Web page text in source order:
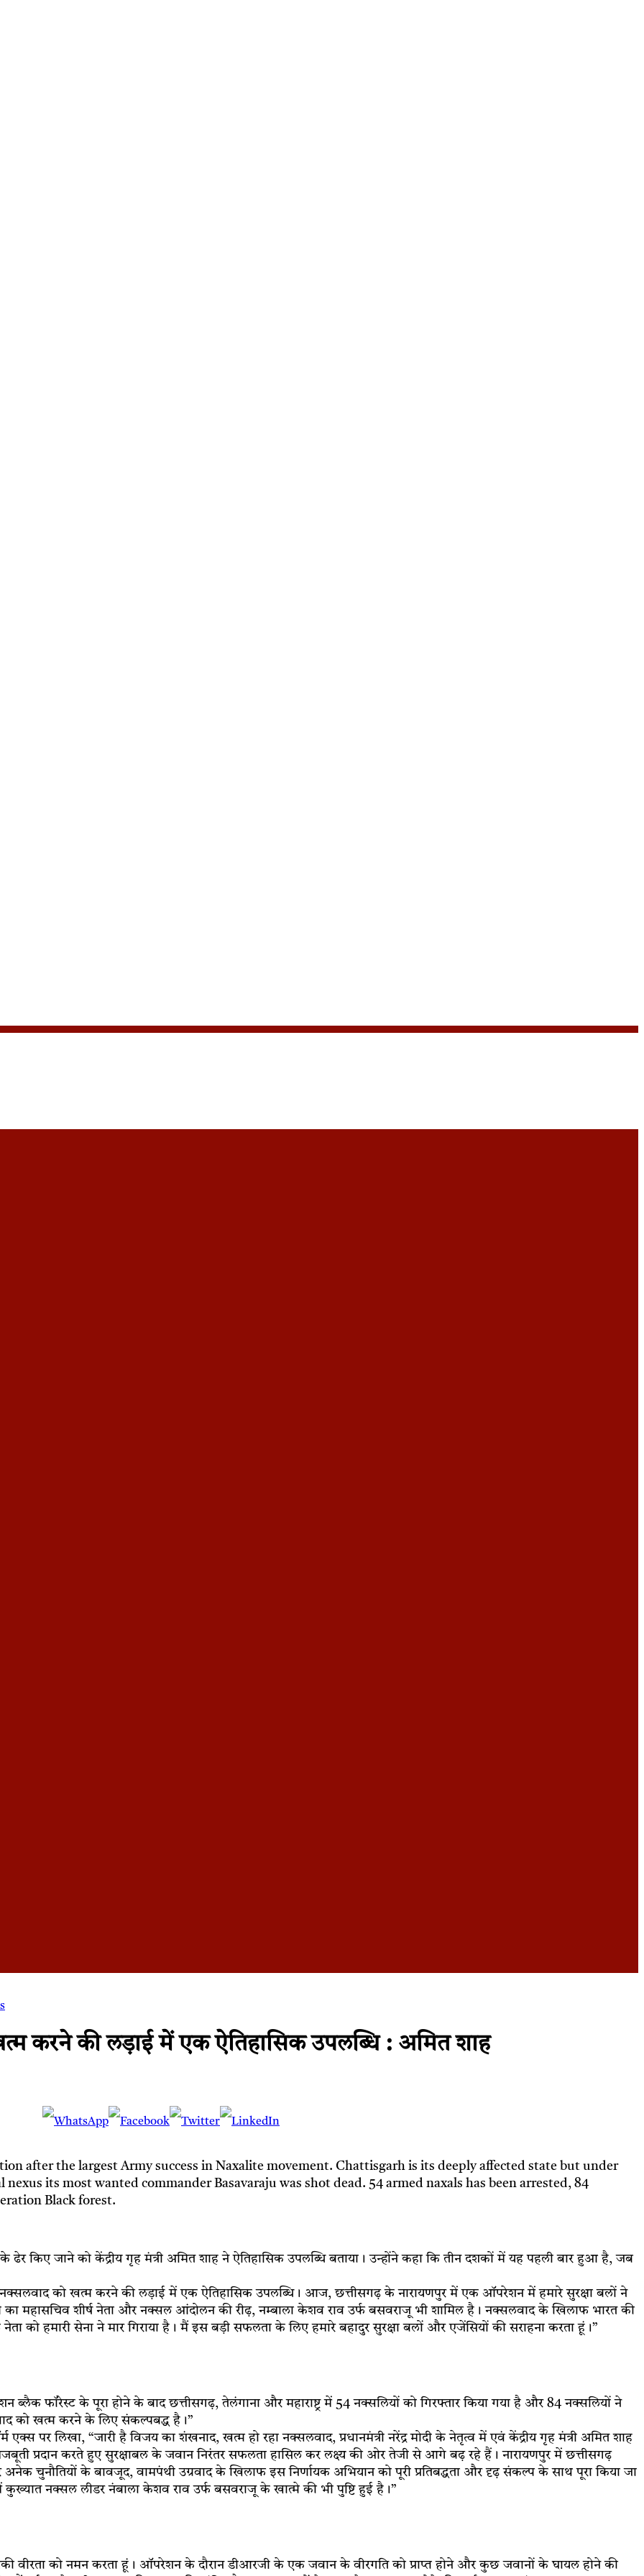
करने की लड़ाई में एक ऐतिहासिक उपलब्धि : अमित शाह
after the largest Army success in Naxalite movement. Chattisgarh is its deeply affected state but under
its most wanted commander Basavaraju was shot dead. 54 armed naxals has been arrested, 84
Black forest.
किए जाने को केंद्रीय गृह मंत्री अमित शाह ने ऐतिहासिक उपलब्धि बताया। उन्होंने कहा कि तीन दशकों में यह पहली बार हुआ है, जब
“नक्सलवाद को खत्म करने की लड़ाई में एक ऐतिहासिक उपलब्धि। आज, छत्तीसगढ़ के नारायणपुर में एक ऑपरेशन में हमारे सुरक्षा बलों ने
महासचिव शीर्ष नेता और नक्सल आंदोलन की रीढ़, नम्बाला केशव राव उर्फ बसवराजू भी शामिल है। नक्सलवाद के खिलाफ भारत की
को हमारी सेना ने मार गिराया है। मैं इस बड़ी सफलता के लिए हमारे बहादुर सुरक्षा बलों और एजेंसियों की सराहना करता हूं।”
फॉरेस्ट के पूरा होने के बाद छत्तीसगढ़, तेलंगाना और महाराष्ट्र में 54 नक्सलियों को गिरफ्तार किया गया है और 84 नक्सलियों ने
को खत्म करने के लिए संकल्पबद्ध है।”
एक्स पर लिखा, “जारी है विजय का शंखनाद, खत्म हो रहा नक्सलवाद, प्रधानमंत्री नरेंद्र मोदी के नेतृत्व में एवं केंद्रीय गृह मंत्री अमित शाह
प्रदान करते हुए सुरक्षाबल के जवान निरंतर सफलता हासिल कर लक्ष्य की ओर तेजी से आगे बढ़ रहे हैं। नारायणपुर में छत्तीसगढ़
अनेक चुनौतियों के बावजूद, वामपंथी उग्रवाद के खिलाफ इस निर्णायक अभियान को पूरी प्रतिबद्धता और दृढ़ संकल्प के साथ पूरा किया जा
नक्सल लीडर नंबाला केशव राव उर्फ बसवराजू के खात्मे की भी पुष्टि हुई है।”
वीरता को नमन करता हूं। ऑपरेशन के दौरान डीआरजी के एक जवान के वीरगति को प्राप्त होने और कुछ जवानों के घायल होने की